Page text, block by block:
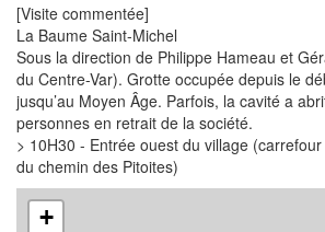
[Visite commentée]
La Baume Saint-Michel
Sous la direction de Philippe Hameau et
du Centre-Var). Grotte occupée depuis le
jusqu’au Moyen Âge. Parfois, la cavité a
personnes en retrait de la société.
> 10H30 - Entrée ouest du village
du chemin des Pitoites)
+